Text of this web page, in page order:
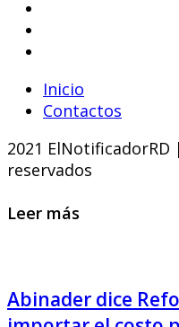
Inicio
Contactos
2021
reservados
Leer más
Abinader dice